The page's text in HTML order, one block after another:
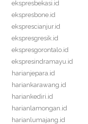
ekspresbekasi.id
ekspresbone.id
eksprescianjur.id
ekspresgresik.id
ekspresgorontalo.id
ekspresindramayu.id
harianjepara.id
hariankarawang.id
hariankediri.id
harianlamongan.id
harianlumajang.id